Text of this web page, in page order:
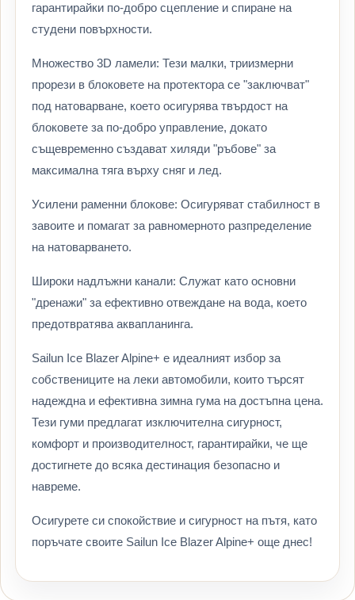
гарантирайки по-добро сцепление и спиране на
студени повърхности.
Множество 3D ламели: Тези малки, триизмерни
прорези в блоковете на протектора се "заключват"
под натоварване, което осигурява твърдост на
блоковете за по-добро управление, докато
същевременно създават хиляди "ръбове" за
максимална тяга върху сняг и лед.
Усилени раменни блокове: Осигуряват стабилност в
завоите и помагат за равномерното разпределение
на натоварването.
Широки надлъжни канали: Служат като основни
"дренажи" за ефективно отвеждане на вода, което
предотвратява аквапланинга.
Sailun Ice Blazer Alpine+ е идеалният избор за
собствениците на леки автомобили, които търсят
надеждна и ефективна зимна гума на достъпна цена.
Тези гуми предлагат изключителна сигурност,
комфорт и производителност, гарантирайки, че ще
достигнете до всяка дестинация безопасно и
навреме.
Осигурете си спокойствие и сигурност на пътя, като
поръчате своите Sailun Ice Blazer Alpine+ още днес!